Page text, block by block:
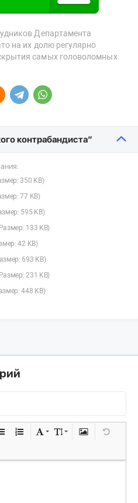
Департамента
на их долю регулярно
самых головоломных
контрабандиста”
350 KB)
77 KB)
595 KB)
133 KB)
42 KB)
693 KB)
231 KB)
448 KB)